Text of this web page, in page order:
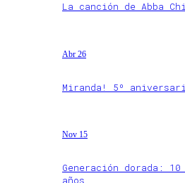
La canción de Abba
Abr 26
Miranda! 5º
Nov 15
Generación dorada: